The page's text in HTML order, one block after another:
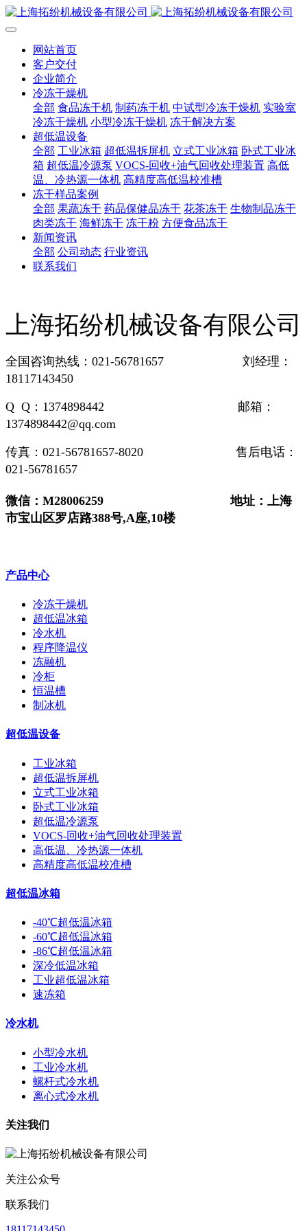
网站首页
客户交付
企业简介
冷冻干燥机
全部 食品冻干机 制药冻干机 中试型冷冻干燥机 实验室
冷冻干燥机 小型冷冻干燥机 冻干解决方案
超低温设备
全部 工业冰箱 超低温拆屏机 立式工业冰箱 卧式工业冰
箱 超低温冷源泵 VOCS-回收+油气回收处理装置 高低
温、冷热源一体机 高精度高低温校准槽
冻干样品案例
全部 果蔬冻干 药品保健品冻干 花茶冻干 生物制品冻干
肉类冻干 海鲜冻干 冻干粉 方便食品冻干
新闻资讯
全部 公司动态 行业资讯
联系我们
上海拓纷机械设备有限公司
全国咨询热线：021-56781657 刘经理：
18117143450
Q Q：1374898442 邮箱：
1374898442@qq.com
传真：021-56781657-8020 售后电话：
021-56781657
微信：M28006259 地址：上海
市宝山区罗店路388号,A座,10楼
产品中心
冷冻干燥机
超低温冰箱
冷水机
程序降温仪
冻融机
冷柜
恒温槽
制冰机
超低温设备
工业冰箱
超低温拆屏机
立式工业冰箱
卧式工业冰箱
超低温冷源泵
VOCS-回收+油气回收处理装置
高低温、冷热源一体机
高精度高低温校准槽
超低温冰箱
-40℃超低温冰箱
-60℃超低温冰箱
-86℃超低温冰箱
深冷低温冰箱
工业超低温冰箱
速冻箱
冷水机
小型冷水机
工业冷水机
螺杆式冷水机
离心式冷水机
关注我们
关注公众号
联系我们